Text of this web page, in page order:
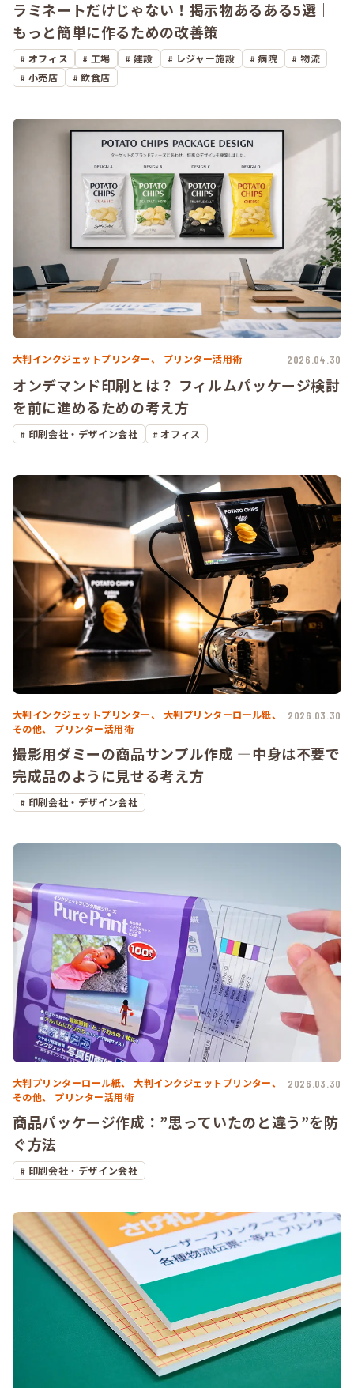
ラミネートだけじゃない！掲示物あるある5選｜
もっと簡単に作るための改善策
オフィス 工場 建設 レジャー施設 病院
物流
小売店
飲食店
大判インクジェットプリンター、 プリンター活用術 2026.04.30
オンデマンド印刷とは？ フィルムパッケージ検討
を前に進めるための考え方
印刷会社・デザイン会社 オフィス
大判インクジェットプリンター、
大判プリンターロール紙、
その他、
プリンター活用術
2026.03.30
撮影用ダミーの商品サンプル作成 ―中身は不要で
完成品のように見せる考え方
印刷会社・デザイン会社
大判プリンターロール紙、
大判インクジェットプリンター、
その他、
プリンター活用術
2026.03.30
商品パッケージ作成：”思っていたのと違う”を防
ぐ方法
印刷会社・デザイン会社